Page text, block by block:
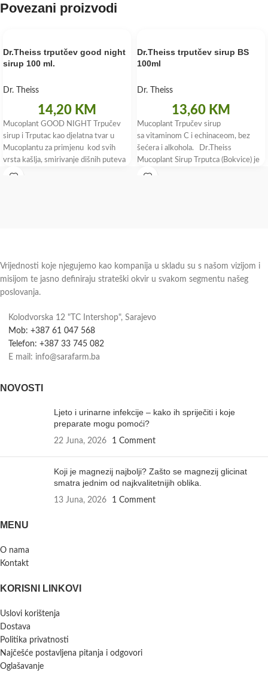
Povezani proizvodi
Dr.Theiss trputčev good night
sirup 100 ml.
Dr. Theiss
14,20 KM
Mucoplant GOOD NIGHT Trpučev
sirup i Trputac kao djelatna tvar u
Mucoplantu za primjenu kod svih
vrsta kašlja, smirivanje dišnih puteva
Dr.Theiss trputčev sirup BS
100ml
Dr. Theiss
13,60 KM
Mucoplant Trpučev sirup
sa vitaminom C i echinaceom, bez
šećera i alkohola. Dr.Theiss
Mucoplant Sirup Trputca (Bokvice) je
dodatak ishrani
Vrijednosti koje njegujemo kao kompanija u skladu su s našom vizijom i
misijom te jasno definiraju strateški okvir u svakom segmentu našeg
poslovanja.
Kolodvorska 12 "TC Intershop", Sarajevo
Mob: +387 61 047 568
Telefon: +387 33 745 082
E mail: info@sarafarm.ba
NOVOSTI
Ljeto i urinarne infekcije – kako ih spriječiti i koje
preparate mogu pomoći?
22 Juna, 2026 1 Comment
Koji je magnezij najbolji? Zašto se magnezij glicinat
smatra jednim od najkvalitetnijih oblika.
13 Juna, 2026 1 Comment
MENU
O nama
Kontakt
KORISNI LINKOVI
Uslovi korištenja
Dostava
Politika privatnosti
Najčešće postavljena pitanja i odgovori
Oglašavanje